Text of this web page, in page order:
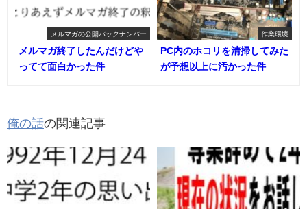
メルマガの公開バックナンバー
メルマガ終了したんだけどや
ってて面白かった件
作業環境
PC内のホコリを清掃してみた
が予想以上に汚かった件
俺の話の関連記事